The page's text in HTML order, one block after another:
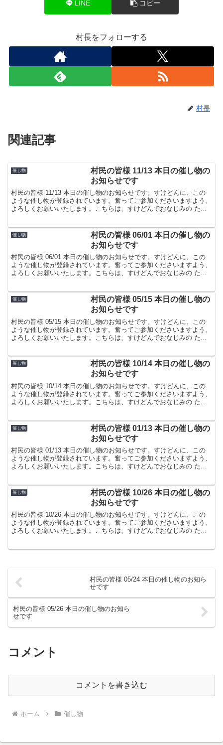
LINE コピー
村長をフォローする
村長
関連記事
催し物
村民の皆様 11/13 本日の催し物の
お知らせです
村民の皆様 11/13 本日の催し物のお知らせです。すけどんに、この
ような催し物が登録されています。奮ってご参加くださいますよう、
よろしくお願いいたします。こちらは、すけどんでおなじみの たま
催し物
村民の皆様 06/01 本日の催し物の
お知らせです
村民の皆様 06/01 本日の催し物のお知らせです。すけどんに、この
ような催し物が登録されています。奮ってご参加くださいますよう、
よろしくお願いいたします。こちらは、すけどんでおなじみの たま
催し物
村民の皆様 05/15 本日の催し物の
お知らせです
村民の皆様 05/15 本日の催し物のお知らせです。すけどんに、この
ような催し物が登録されています。奮ってご参加くださいますよう、
よろしくお願いいたします。こちらは、すけどんでおなじみの たま
催し物
村民の皆様 10/14 本日の催し物の
お知らせです
村民の皆様 10/14 本日の催し物のお知らせです。すけどんに、この
ような催し物が登録されています。奮ってご参加くださいますよう、
よろしくお願いいたします。こちらは、すけどんでおなじみの たま
催し物
村民の皆様 01/13 本日の催し物の
お知らせです
村民の皆様 01/13 本日の催し物のお知らせです。すけどんに、この
ような催し物が登録されています。奮ってご参加くださいますよう、
よろしくお願いいたします。こちらは、すけどんでおなじみの たま
催し物
村民の皆様 10/26 本日の催し物の
お知らせです
村民の皆様 10/26 本日の催し物のお知らせです。すけどんに、この
ような催し物が登録されています。奮ってご参加くださいますよう、
よろしくお願いいたします。こちらは、すけどんでおなじみの たま
村民の皆様 05/24 本日の催し物のお知ら
せです
村民の皆様 05/26 本日の催し物のお知ら
せです
コメント
コメントを書き込む
ホーム 催し物